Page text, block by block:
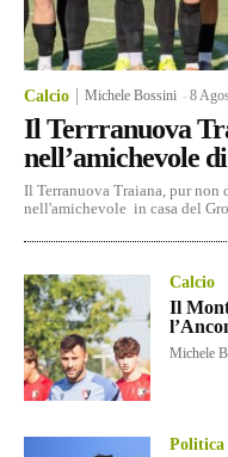
Calcio Michele Bossini -8
Il Terrranuova
nell’amichevole
Il Terranuova Traiana, pur non
nell'amichevole in casa del
Calcio
Il
Michele
Politica